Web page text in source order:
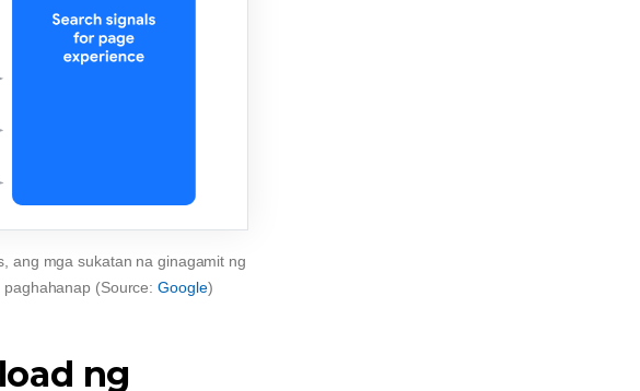
ang mga sukatan na ginagamit ng
paghahanap (Source:Google)
ng